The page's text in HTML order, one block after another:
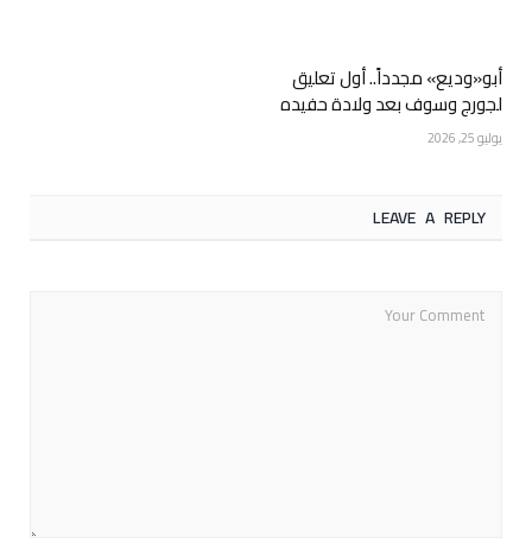
أبو«وديع» مجدداً.. أول تعليق
لجورج وسوف بعد ولادة حفيده
يوليو 25, 2026
LEAVE A REPLY